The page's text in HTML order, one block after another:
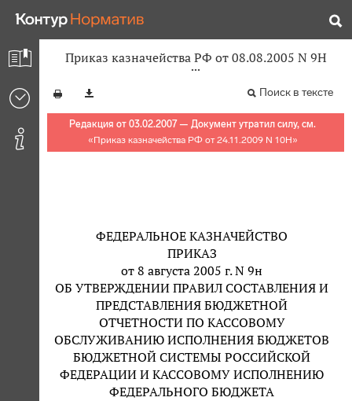
Приказ казначейства РФ от 08.08.2005 N 9Н
Поиск в тексте
Редакция от 03.02.2007 — Документ утратил силу, см.
«Приказ казначейства РФ от 24.11.2009 N 10Н»
ФЕДЕРАЛЬНОЕ КАЗНАЧЕЙСТВО
ПРИКАЗ
от 8 августа 2005 г. N 9н
ОБ УТВЕРЖДЕНИИ ПРАВИЛ СОСТАВЛЕНИЯ И
ПРЕДСТАВЛЕНИЯ БЮДЖЕТНОЙ
ОТЧЕТНОСТИ ПО КАССОВОМУ
ОБСЛУЖИВАНИЮ ИСПОЛНЕНИЯ БЮДЖЕТОВ
БЮДЖЕТНОЙ СИСТЕМЫ РОССИЙСКОЙ
ФЕДЕРАЦИИ И КАССОВОМУ ИСПОЛНЕНИЮ
ФЕДЕРАЛЬНОГО БЮДЖЕТА